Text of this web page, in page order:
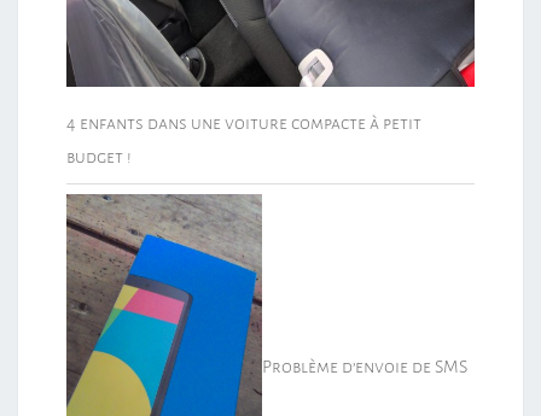
4 enfants dans une voiture compacte à petit
budget !
Problème d’envoie de SMS